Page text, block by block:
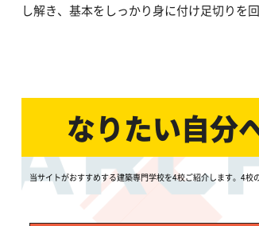
し解き、基本をしっかり身に付け足切りを
なりたい自分
当サイトがおすすめする建築専門学校を4校ご紹介します。4